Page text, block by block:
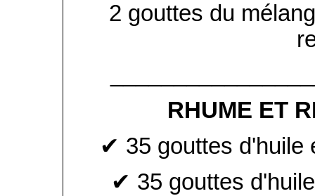
2 gouttes du
RHUME ET
✔ 35 gouttes d'huile
✔ 35 gouttes